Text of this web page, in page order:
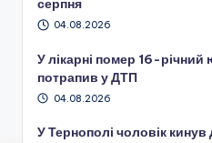
серпня
04.08.2026
У лікарні помер 16-річний
потрапив у ДТП
04.08.2026
У Тернополі чоловік